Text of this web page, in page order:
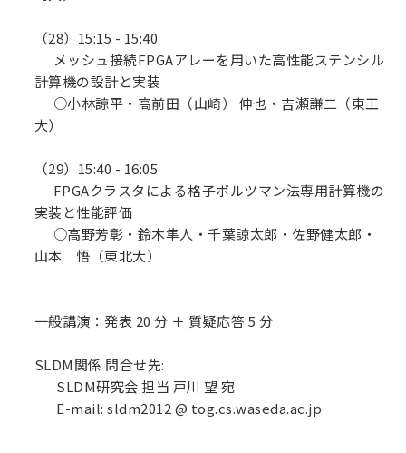
（28）15:15 - 15:40
メッシュ接続FPGAアレーを用いた高性能ステンシル
計算機の設計と実装
○小林諒平・高前田（山崎） 伸也・吉瀬謙二（東工
大）
（29）15:40 - 16:05
FPGAクラスタによる格子ボルツマン法専用計算機の
実装と性能評価
○高野芳彰・鈴木隼人・千葉諒太郎・佐野健太郎・
山本 悟（東北大）
一般講演：発表 20 分 ＋ 質疑応答 5 分
SLDM関係 問合せ先:
SLDM研究会 担当 戸川 望 宛
E-mail: sldm2012 @ tog.cs.waseda.ac.jp